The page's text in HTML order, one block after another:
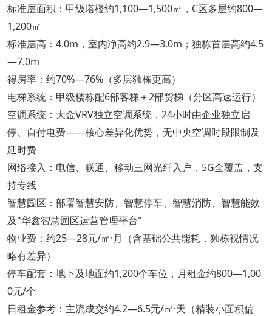
标准层面积：甲级塔楼约1,100—1,500㎡，C区多层约800—
1,200㎡
标准层高：4.0m，室内净高约2.9—3.0m；独栋首层高约4.5
—7.0m
得房率：约70%—76%（多层独栋更高）
电梯系统：甲级楼栋配6部客梯＋2部货梯（分区高速运行）
空调系统：大金VRV独立空调系统，24小时由企业独立启
停、自付电费——核心差异化优势，无中央空调时段限制及
延时费
网络接入：电信、联通、移动三网光纤入户，5G全覆盖，支
持专线
智慧园区：部署智慧安防、智慧停车、智慧消防、智慧能效
及"华鑫智慧园区运营管理平台"
物业费：约25—28元/㎡·月（含基础公共能耗，独栋视情况
略有差异）
停车配套：地下及地面约1,200个车位，月租金约800—1,00
0元/个
日租金参考：主流成交约4.2—6.5元/㎡·天（精装小面积偏